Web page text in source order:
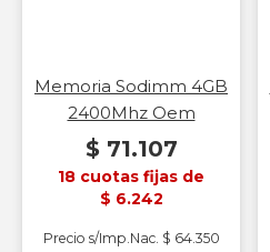
Memoria Sodimm 4GB
2400Mhz Oem
$ 71.107
18 cuotas fijas de
$ 6.242
Precio s/Imp.Nac. $ 64.350